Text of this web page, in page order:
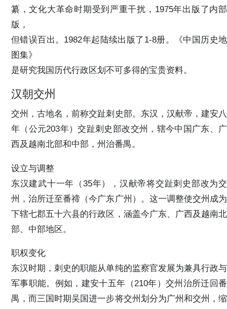
纂，文化大革命时期受到严重干扰，1975年出版了内部
版，
但错误百出。1982年起陆续出版了1-8册。《中国历史地
图集》
是研究我国历代行政区划不可多得的宝贵资料。
汉朝交州
交州，古地名，前称交趾刺史部。东汉，汉献帝，建安八
年（公元203年）交趾刺史部改交州，辖今中国广东、广
西及越南北部和中部，州治番禺。
设立与调整
东汉建武十一年（35年），汉献帝将交趾刺史部改为交
州，治所迁至番禘（今广东广州）。这一调整使交州成为
下辖七郡五十六县的行政区，涵盖今广东、广西及越南北
部、中部地区。
职权变化
东汉时期，刺史的职能从单纯的监察官发展为兼具行政与
军事职能。例如，建安十五年（210年）交州治所迁回番
禺，而三国时期吴国进一步将交州划分为广州和交州，缩